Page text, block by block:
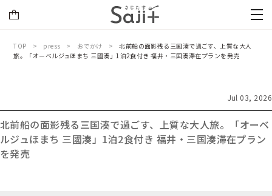
TOP press おでかけ
北前船の面影残る三国湊で過ごす、上質な大人
旅。「オーベルジュほまち 三國湊」1泊2食付き 福井・三国湊滞在プランを発売
Jul 03, 2026
北前船の面影残る三国湊で過ごす、上質な大人旅。「オーベ
ルジュほまち 三國湊」1泊2食付き 福井・三国湊滞在プラン
を発売